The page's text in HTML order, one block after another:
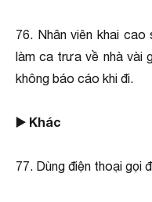
76. Nhân viên khai cao
làm ca trưa về nhà vài
không báo cáo khi đi.
▶️ Khác
77. Dùng điện thoại gọi